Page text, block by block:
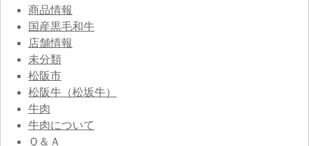
商品情報
国産黒毛和牛
店舗情報
未分類
松阪市
松阪牛（松坂牛）
牛肉
牛肉について
Ｑ＆Ａ